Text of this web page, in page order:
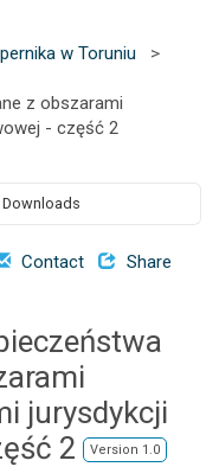
w Toruniu
>
z obszarami
- część 2
Downloads
Contact Share
jurysdykcji
2
Version 1.0